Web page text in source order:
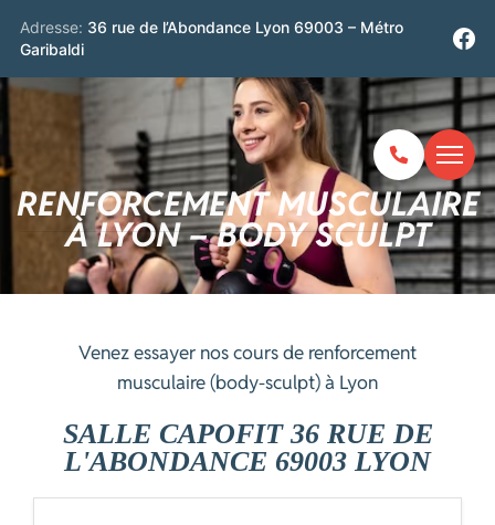
Adresse: 36 rue de l’Abondance Lyon 69003 – Métro
Garibaldi
RENFORCEMENT MUSCULAIRE
À LYON – BODY SCULPT
Venez essayer nos cours de renforcement
musculaire (body-sculpt) à Lyon
SALLE CAPOFIT 36 RUE DE
L'ABONDANCE 69003 LYON